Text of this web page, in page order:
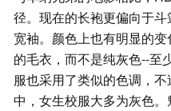
径。现在的长袍更偏向于
宽袖。颜色上也有明显的
的毛衣，而不是纯灰色--至
服也采用了类似的色调，
中，女生校服大多为灰色。